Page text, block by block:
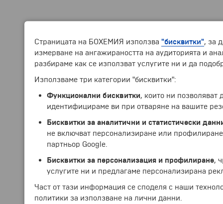
Страницата на БОХЕМИЯ използва "бисквитки", за
измерване на ангажираността на аудиторията и
разбираме как се използват услугите ни и да
Използваме три категории "бисквитки":
Функционални бисквитки, които ни позволяват
идентифицираме ви при отваряне на вашите
Бисквитки за аналитични и статистически
не включват персонализиране или
партньор Google.
Бисквитки за персонализация и профилиране,
услугите ни и предлагаме персонализирана
Част от тази информация се споделя с наши
политики за използване на лични данни.